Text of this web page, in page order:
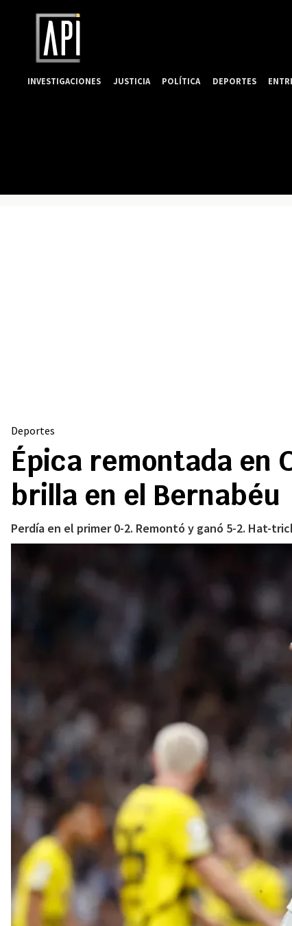
Deportes
Épica remontada en
brilla en el Bernabéu
Perdía en el primer 0-2. Remontó y ganó 5-2. Hat-
INVESTIGACIONES JUSTICIA POLÍTICA DEPORTES